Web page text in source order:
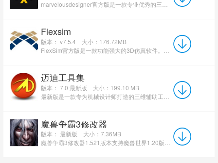
Flexsim
版本： v7.5.4
大小：176.72MB
迈迪工具集
版本： 7.0 最新版
大小：199.10 MB
魔兽争霸3修改器
版本： 最新版
大小：7.36MB